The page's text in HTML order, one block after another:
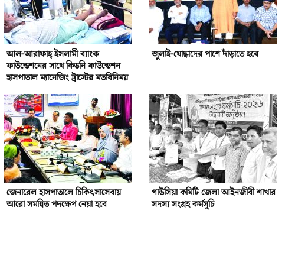
আল-আরাফাহ্‌ ইসলামী ব্যাংক
ফাউন্ডেশনের সাথে কিডনি ফাউন্ডেশন
হাসপাতাল ম্যানেজিং ট্রাস্টের মতবিনিময়
জুলাই-যোদ্ধাদের পাশে দাঁড়াতে হবে
জেনারেল হাসপাতালে চিকিৎসাসেবায়
আরো সমন্বিত পদক্ষেপ নেয়া হবে
গাউসিয়া কমিটি জেলা আইনজীবী শাখার
সদস্য সংগ্রহ কর্মসূচি